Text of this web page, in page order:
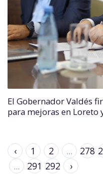
El Gobernador Valdés
para mejoras en Loreto
‹ 1 2 ... 278
...
291 292 ›